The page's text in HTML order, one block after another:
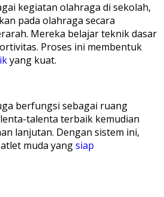
kegiatan olahraga di sekolah,
pada olahraga secara
Mereka belajar teknik dasar
Proses ini membentuk
yang kuat.
berfungsi sebagai ruang
talenta terbaik kemudian
lanjutan. Dengan sistem ini,
muda yangsiap